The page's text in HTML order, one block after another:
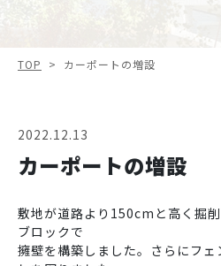
TOP > カーポートの増設
2022.12.13
カーポートの増設
敷地が道路より150cmと高く掘
ブロックで
擁壁を構築しました。さらにフ